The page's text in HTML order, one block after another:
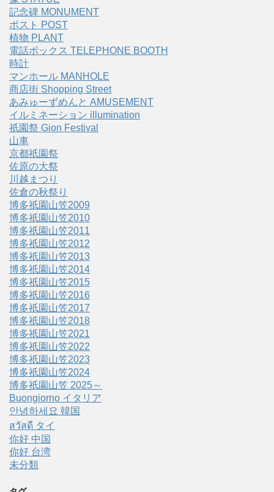
記念碑 MONUMENT
ポスト POST
植物 PLANT
電話ボックス TELEPHONE BOOTH
時計
マンホール MANHOLE
商店街 Shopping Street
あみゅーずめんと AMUSEMENT
イルミネーション illumination
祇園祭 Gion Festival
山車
京都祇園祭
佐原の大祭
川越まつり
佐倉の秋祭り
博多祇園山笠2009
博多祇園山笠2010
博多祇園山笠2011
博多祇園山笠2012
博多祇園山笠2013
博多祇園山笠2014
博多祇園山笠2015
博多祇園山笠2016
博多祇園山笠2017
博多祇園山笠2018
博多祇園山笠2021
博多祇園山笠2022
博多祇園山笠2023
博多祇園山笠2024
博多祇園山笠 2025～
Buongiorno イタリア
안녕하세요 韓国
สวัสดี タイ
你好 中国
你好 台湾
未分類